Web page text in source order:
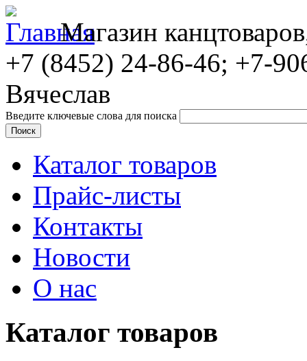
Магазин
+7 (8452) 24-86-46; +7-
Вячеслав
Введите ключевые слова для поиска
Каталог товаров
Прайс-листы
Контакты
Новости
О нас
Каталог товаров